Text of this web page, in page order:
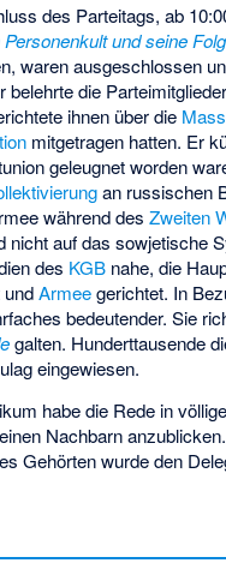
des Parteitags, ab
und seine
waren ausgeschlossen
die
ihnen über die
mitgetragen hatten. Er
geleugnet worden
an russischen
während desZweiten
nicht auf das sowjetische
des KGB nahe, die
undArmeegerichtet. In
bedeutender. Sie
galten. Hunderttausende
eingewiesen.
habe die Rede in
Nachbarn
Gehörten wurde den